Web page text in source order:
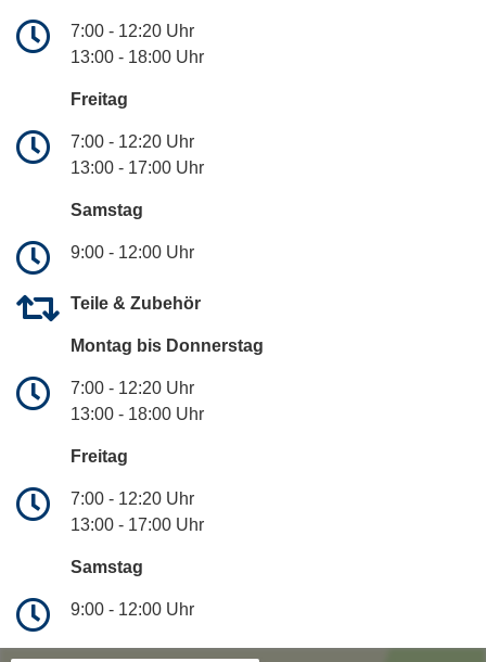
7:00 - 12:20 Uhr
13:00 - 18:00 Uhr
Freitag
7:00 - 12:20 Uhr
13:00 - 17:00 Uhr
Samstag
9:00 - 12:00 Uhr
Teile & Zubehör
Montag bis Donnerstag
7:00 - 12:20 Uhr
13:00 - 18:00 Uhr
Freitag
7:00 - 12:20 Uhr
13:00 - 17:00 Uhr
Samstag
9:00 - 12:00 Uhr